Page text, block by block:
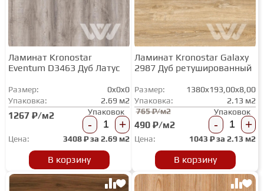
Ламинат Kronostar
Eventum D3463 Дуб Латус
Размер:
0x0x0
Упаковка:
2.69 м2
1267 ₽/м2 Упаковок
- +
Цена: 3408₽ за 2.69 м2
В корзину
Ламинат Kronostar Galaxy
2987 Дуб ретушированный
Размер:
1380x193,00x8,00
Упаковка:
2.13 м2
765 ₽/м2
490 ₽/м2
Упаковок
- +
Цена: 1043 ₽ за 2.13 м2
В корзину